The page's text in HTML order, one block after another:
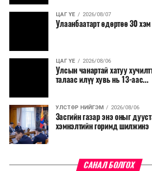
нөхөн томилгоо хийхгүй байх, аялал,
хамт олны урлаг, спортын арга
байгуулахгүй байх, төрийн албанд
сургалтыг цахим хэлбэрт
хаагчдыг зарим өдрүүдэд цахимаар
хэмжээг үргэлжлүүлэхийг үүрэг
Төсвийн сахилга бат сайжирч, эдийн
байдал хэвийн болсон
хязгаарлалтыг үе шаттайгаар
ЦАГ ҮЕ 2026/08/07
Улаанбаатарт өдөртөө 30
ЦАГ ҮЕ 2026/08/06
Улсын чанартай хатуу
талаас илүү хувь нь 13-аас...
УЛСТӨР НИЙГЭМ 2026/08/06
Засгийн газар энэ оныг
хэмнэлтийн горимд шилжинэ
САНАЛ БОЛГОХ